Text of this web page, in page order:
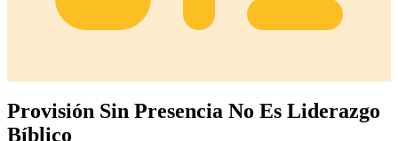
Provisión Sin Presencia No Es Liderazgo
Bíblico